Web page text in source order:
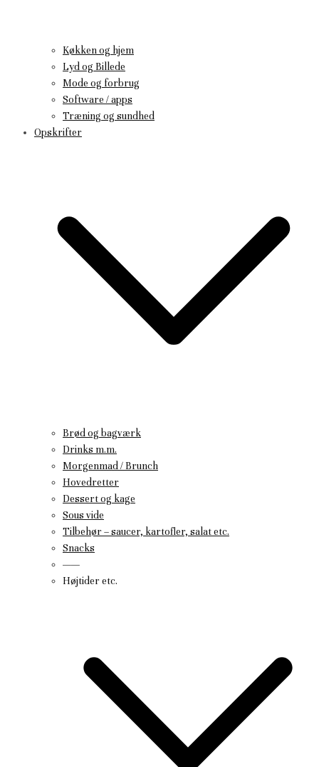
Køkken og hjem
Lyd og Billede
Mode og forbrug
Software / apps
Træning og sundhed
Opskrifter
Brød og bagværk
Drinks m.m.
Morgenmad / Brunch
Hovedretter
Dessert og kage
Sous vide
Tilbehør – saucer, kartofler, salat etc.
Snacks
——
Højtider etc.